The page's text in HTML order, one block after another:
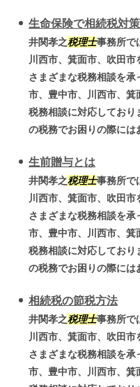
生命保険で相続税対策
井関孝之税理士事務所で
川西市、箕面市、吹田市
さまざまな税務相談を
市、豊中市、川西市、
税務相談に対応しており
の税務でお困りの際には
生前贈与とは
井関孝之税理士事務所で
川西市、箕面市、吹田市
さまざまな税務相談を
市、豊中市、川西市、
税務相談に対応しており
の税務でお困りの際には
相続税の節税方法
井関孝之税理士事務所で
川西市、箕面市、吹田市
さまざまな税務相談を
市、豊中市、川西市、